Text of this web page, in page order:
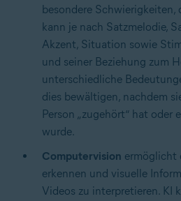
besondere Schwierigkeiten,
kann je nach Satzmelodie,
Akzent, Situation sowie
und seiner Beziehung zum
unterschiedliche
dies bewältigen, nachdem
Person „zugehört“ hat oder
wurde.
Computervision ermöglicht
erkennen und visuelle
Videos zu interpretieren. KI